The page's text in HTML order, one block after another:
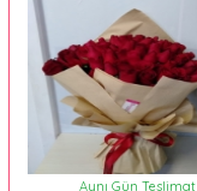
Aynı Gün Teslimat